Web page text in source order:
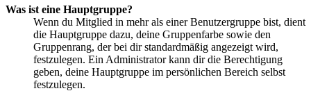
Was ist eine Hauptgruppe?
Wenn du Mitglied in mehr als einer Benutzergruppe bist, dient
die Hauptgruppe dazu, deine Gruppenfarbe sowie den
Gruppenrang, der bei dir standardmäßig angezeigt wird,
festzulegen. Ein Administrator kann dir die Berechtigung
geben, deine Hauptgruppe im persönlichen Bereich selbst
festzulegen.